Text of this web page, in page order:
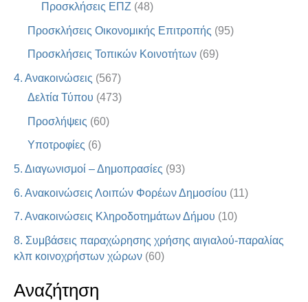
Προσκλήσεις ΕΠΖ (48)
Προσκλήσεις Οικονομικής Επιτροπής (95)
Προσκλήσεις Τοπικών Κοινοτήτων (69)
4. Ανακοινώσεις (567)
Δελτία Τύπου (473)
Προσλήψεις (60)
Υποτροφίες (6)
5. Διαγωνισμοί – Δημοπρασίες (93)
6. Ανακοινώσεις Λοιπών Φορέων Δημοσίου (11)
7. Ανακοινώσεις Κληροδοτημάτων Δήμου (10)
8. Συμβάσεις παραχώρησης χρήσης αιγιαλού-παραλίας
κλπ κοινοχρήστων χώρων (60)
Αναζήτηση